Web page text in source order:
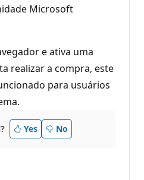
Microsoft
e ativa uma
realizar a compra, este
para usuários
Yes No